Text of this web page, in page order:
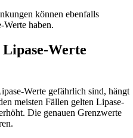
können ebenfalls
haben.
Werte
Werte gefährlich sind, hängt
meisten Fällen gelten Lipase-
Die genauen Grenzwerte